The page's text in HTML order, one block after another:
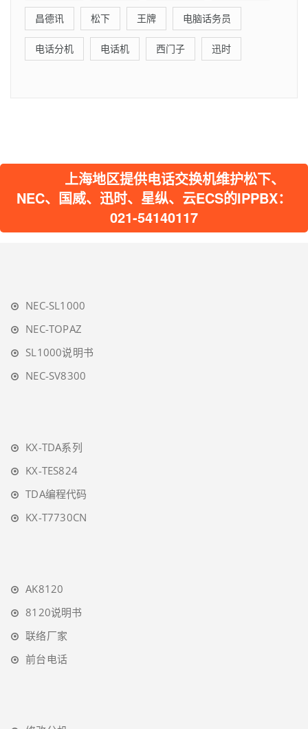
昌德讯 松下 王牌 电脑话务员
电话分机 电话机 西门子 迅时
上海地区提供电话交换机维护松下、
NEC、国威、迅时、星纵、云ECS的IPPBX：
021-54140117
NEC-SL1000
NEC-TOPAZ
SL1000说明书
NEC-SV8300
KX-TDA系列
KX-TES824
TDA编程代码
KX-T7730CN
AK8120
8120说明书
联络厂家
前台电话